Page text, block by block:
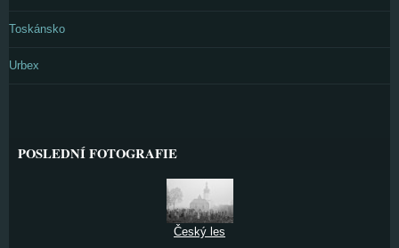
Toskánsko
Urbex
POSLEDNÍ FOTOGRAFIE
Český les